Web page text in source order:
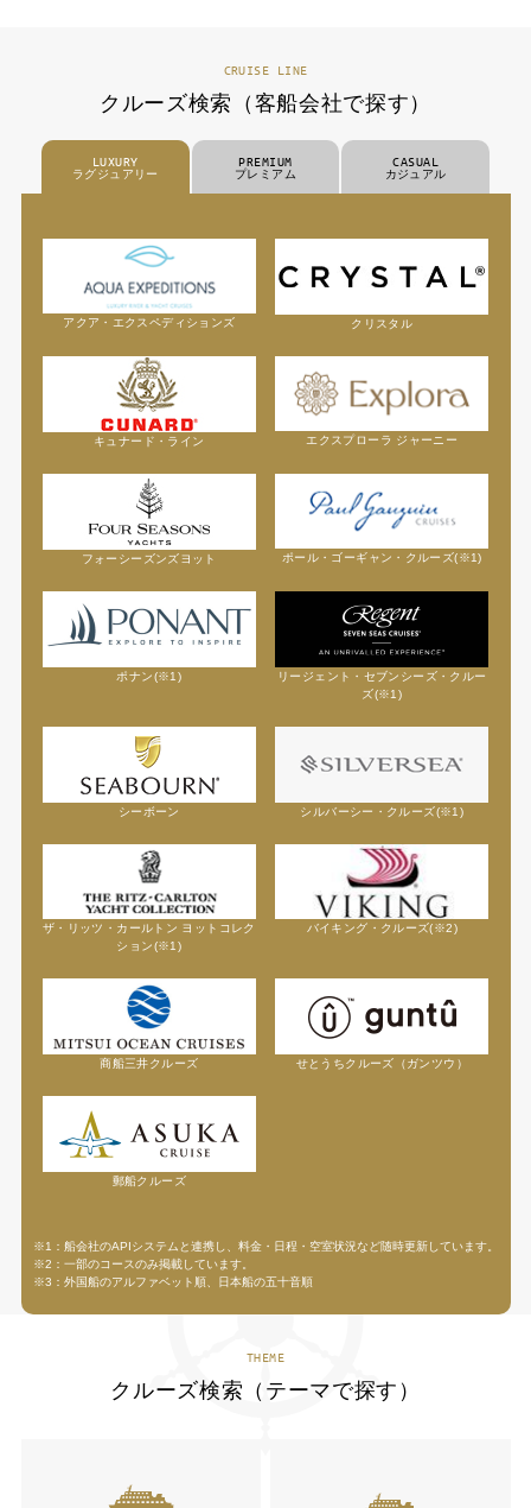
CRUISE LINE
クルーズ検索（客船会社で探す）
LUXURY
ラグジュアリー
PREMIUM
プレミアム
CASUAL
カジュアル
アクア・エクスペディションズ クリスタル
キュナード・ライン エクスプローラ ジャーニー
フォーシーズンズヨット ポール・ゴーギャン・クルーズ(※1)
ポナン(※1)
リージェント・セブンシーズ・クルー
ズ(※1)
シーボーン シルバーシー・クルーズ(※1)
ザ・リッツ・カールトン ヨットコレク
ション(※1)
バイキング・クルーズ(※2)
商船三井クルーズ せとうちクルーズ（ガンツウ）
郵船クルーズ
※1：船会社のAPIシステムと連携し、料金・日程・空室状況など随時更新しています。
※2：一部のコースのみ掲載しています。
※3：外国船のアルファベット順、日本船の五十音順
THEME
クルーズ検索（テーマで探す）